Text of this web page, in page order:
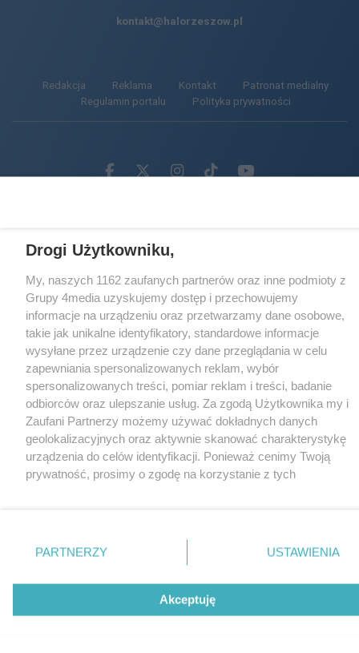
kontakt@halorzeszow.pl
Redakcja Reklama Kontakt
Patronat medialny
Regulamin portalu
Polityka prywatności
Facebook.com
X.comInstagram.com
Tiktok.comYoutube.com
Unmute Loaded
Drogi Użytkowniku,
My, naszych 1162 zaufanych partnerów oraz inne podmioty z
Grupy 4media uzyskujemy dostęp i przechowujemy
informacje na urządzeniu oraz przetwarzamy dane osobowe,
takie jak unikalne identyfikatory, standardowe informacje
wysyłane przez urządzenie czy dane przeglądania w celu
zapewniania spersonalizowanych reklam, wybór
spersonalizowanych treści, pomiar reklam i treści, badanie
odbiorców oraz ulepszanie usług. Za zgodą Użytkownika my i
Zaufani Partnerzy możemy używać dokładnych danych
geolokalizacyjnych oraz aktywnie skanować charakterystykę
urządzenia do celów identyfikacji. Ponieważ cenimy Twoją
prywatność, prosimy o zgodę na korzystanie z tych
. Niektóre rodzaje przetwarzania
danych nie wymagają zgody użytkownika, ale masz prawo
zastosowania tylko na tej witrynie.
PARTNERZY USTAWIENIA
Akceptuję